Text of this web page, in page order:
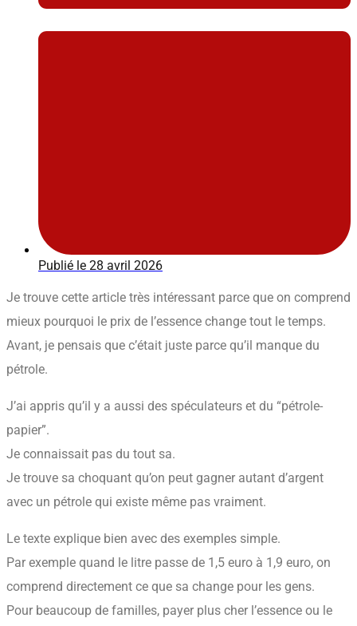
Publié le 28 avril 2026
Je trouve cette article très intéressant parce que on comprend
mieux pourquoi le prix de l’essence change tout le temps.
Avant, je pensais que c’était juste parce qu’il manque du
pétrole.
J’ai appris qu’il y a aussi des spéculateurs et du “pétrole-
papier”.
Je connaissait pas du tout sa.
Je trouve sa choquant qu’on peut gagner autant d’argent
avec un pétrole qui existe même pas vraiment.
Le texte explique bien avec des exemples simple.
Par exemple quand le litre passe de 1,5 euro à 1,9 euro, on
comprend directement ce que sa change pour les gens.
Pour beaucoup de familles, payer plus cher l’essence ou le